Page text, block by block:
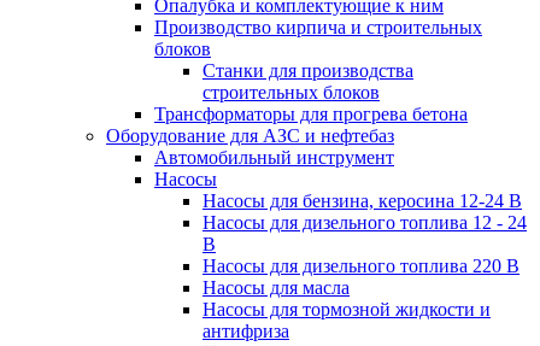
Опалубка и комплектующие к ним
Производство кирпича и строительных
блоков
Cтанки для производства
строительных блоков
Трансформаторы для прогрева бетона
Оборудование для АЗС и нефтебаз
Автомобильный инструмент
Насосы
Насосы для бензина, керосина 12-24 В
Насосы для дизельного топлива 12 - 24
В
Насосы для дизельного топлива 220 В
Насосы для масла
Насосы для тормозной жидкости и
антифриза